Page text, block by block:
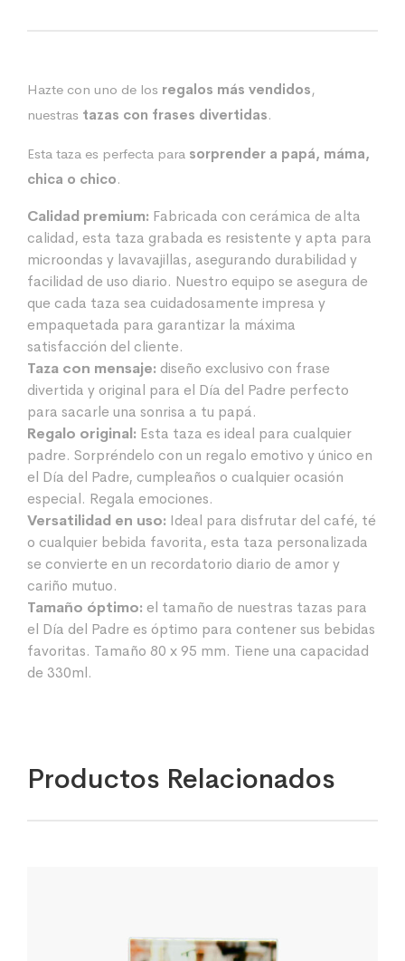
Hazte con uno de los regalos más vendidos,
nuestras tazas con frases divertidas.
Esta taza es perfecta para sorprender a papá, máma,
chica o chico.
Calidad premium: Fabricada con cerámica de alta
calidad, esta taza grabada es resistente y apta para
microondas y lavavajillas, asegurando durabilidad y
facilidad de uso diario. Nuestro equipo se asegura de
que cada taza sea cuidadosamente impresa y
empaquetada para garantizar la máxima
satisfacción del cliente.
Taza con mensaje: diseño exclusivo con frase
divertida y original para el Día del Padre perfecto
para sacarle una sonrisa a tu papá.
Regalo original: Esta taza es ideal para cualquier
padre. Sorpréndelo con un regalo emotivo y único en
el Día del Padre, cumpleaños o cualquier ocasión
especial. Regala emociones.
Versatilidad en uso: Ideal para disfrutar del café, té
o cualquier bebida favorita, esta taza personalizada
se convierte en un recordatorio diario de amor y
cariño mutuo.
Tamaño óptimo: el tamaño de nuestras tazas para
el Día del Padre es óptimo para contener sus bebidas
favoritas. Tamaño 80 x 95 mm. Tiene una capacidad
de 330ml.
Productos Relacionados